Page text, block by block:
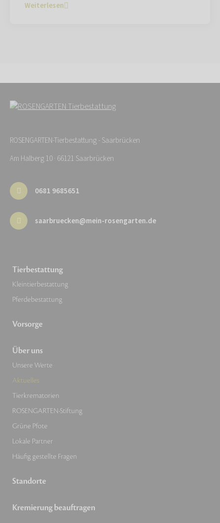
Weiterlesen
ROSENGARTEN-Tierbestattung - Saarbrücken
Am Halberg 10 · 66121 Saarbrücken
0681 9685651
saarbruecken@mein-rosengarten.de
Tierbestattung
Kleintierbestattung
Pferdebestattung
Vorsorge
Über uns
Unsere Werte
Aktuelles
Tierkrematorien
ROSENGARTEN-Stiftung
Grüne Pfote
Lokale Partner
Häufig gestellte Fragen
Standorte
Kremierung beauftragen